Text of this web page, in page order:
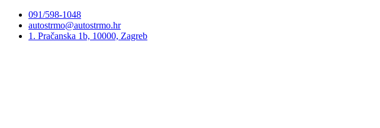
Preskoči
sadržaj
091/598-1048
autostrmo@autostrmo.hr
1. Pračanska 1b, 10000, Zagreb